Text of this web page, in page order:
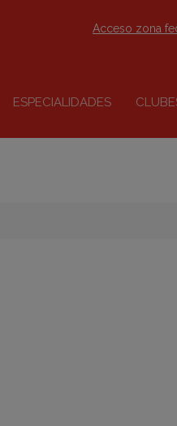
ESPECIALIDADES
Acceso zona